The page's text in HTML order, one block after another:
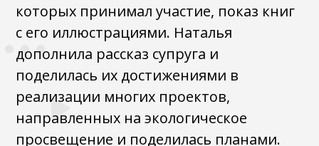
которых принимал участие, показ книг
с его иллюстрациями. Наталья
дополнила рассказ супруга и
поделилась их достижениями в
реализации многих проектов,
направленных на экологическое
просвещение и поделилась планами.